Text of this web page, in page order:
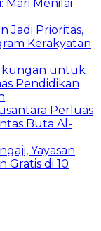
Mari Menilai
Jadi Prioritas,
Kerakyatan
untuk
Pendidikan
Perluas
Buta Al-
Yayasan
Gratis di 10